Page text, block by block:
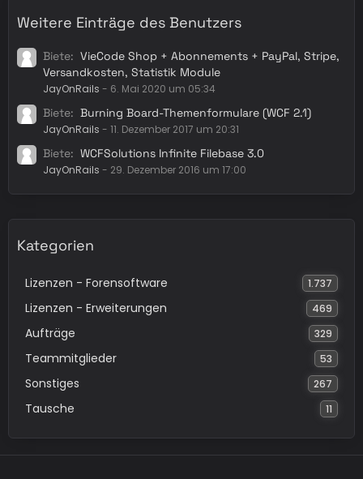
Weitere Einträge des Benutzers
Biete
VieCode Shop + Abonnements + PayPal, Stripe,
Versandkosten, Statistik Module
JayOnRails - 6. Mai 2020 um 05:34
Biete Burning Board-Themenformulare (WCF 2.1)
JayOnRails - 11. Dezember 2017 um 20:31
Biete WCFSolutions Infinite Filebase 3.0
JayOnRails - 29. Dezember 2016 um 17:00
Kategorien
Lizenzen - Forensoftware 1.737
Lizenzen - Erweiterungen 469
Aufträge 329
Teammitglieder 53
Sonstiges 267
Tausche 11